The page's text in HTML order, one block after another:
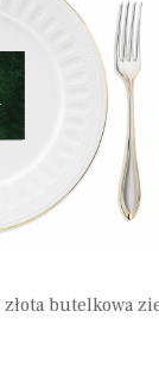
butelkowa